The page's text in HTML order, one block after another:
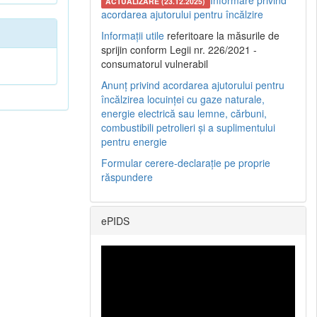
acordarea ajutorului pentru încălzire
Informații utile referitoare la măsurile de
sprijin conform Legii nr. 226/2021 -
consumatorul vulnerabil
Anunț privind acordarea ajutorului pentru
încălzirea locuinței cu gaze naturale,
energie electrică sau lemne, cărbuni,
combustibili petrolieri și a suplimentului
pentru energie
Formular cerere-declarație pe proprie
răspundere
ePIDS